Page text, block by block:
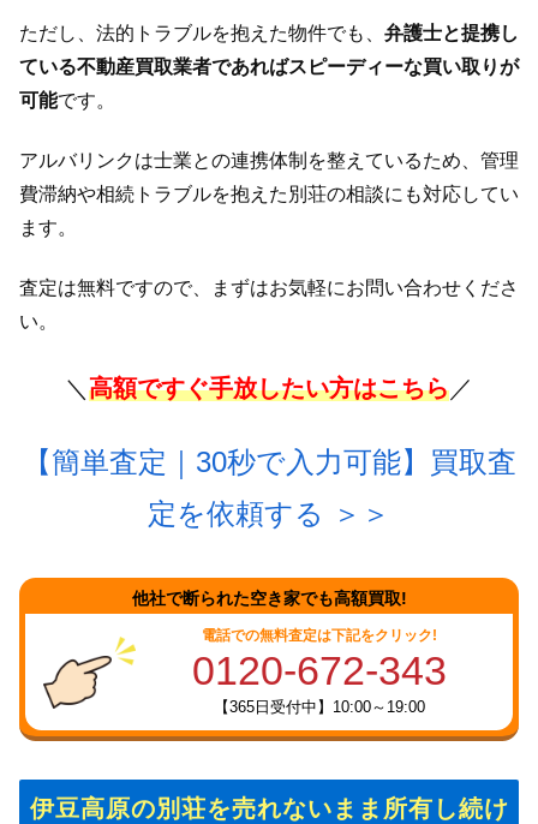
ただし、法的トラブルを抱えた物件でも、 弁護士と提携し
ている不動産買取業者であればスピーディーな買い取りが
可能です。
アルバリンクは士業との連携体制を整えているため、管理
費滞納や相続トラブルを抱えた別荘の相談にも対応してい
ます。
査定は無料ですので、まずはお気軽にお問い合わせくださ
い。
＼ 高額ですぐ手放したい方はこちら／
【簡単査定｜30秒で入力可能】買取査
定を依頼する
＞＞
他社で断られた空き家でも高額買取!
電話での無料査定は下記をクリック!
0120-672-343
【365日受付中】10:00～19:00
伊豆高原の別荘を売れないまま所有し続け